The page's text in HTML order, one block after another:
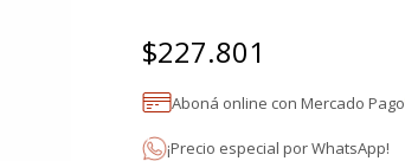
$227.801
Aboná online con Mercado Pago
¡Precio especial por WhatsApp!